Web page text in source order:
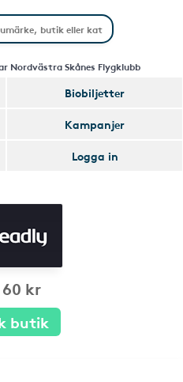
Nordvästra Skånes Flygklubb
Biobiljetter
Kampanjer
Logga in
kr
butik